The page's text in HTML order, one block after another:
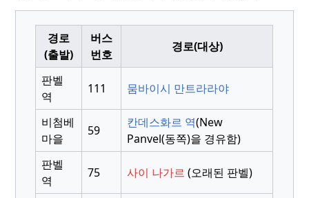
경로
(출발)
버스
번호
경로(대상)
판벨
역
111 뭄바이시 만트라라야
비첨베
마을
59
칸데스화르 역(New
Panvel(동쪽)을 경유함)
판벨
역
75 사이 나가르 (오래된 판벨)